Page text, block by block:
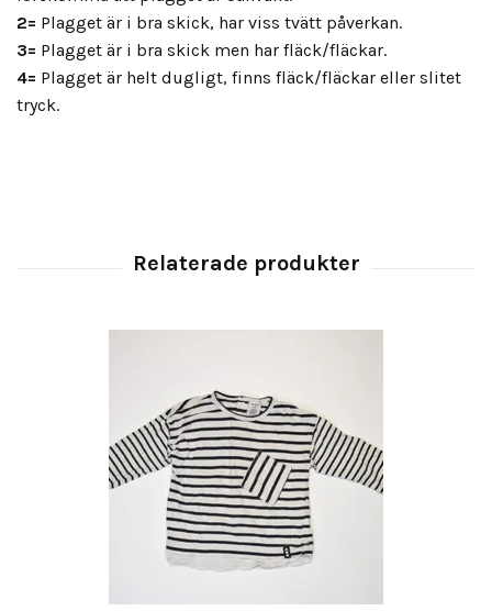
2= Plagget är i bra skick, har viss tvätt påverkan.
3= Plagget är i bra skick men har fläck/fläckar.
4= Plagget är helt dugligt, finns fläck/fläckar eller slitet
tryck.